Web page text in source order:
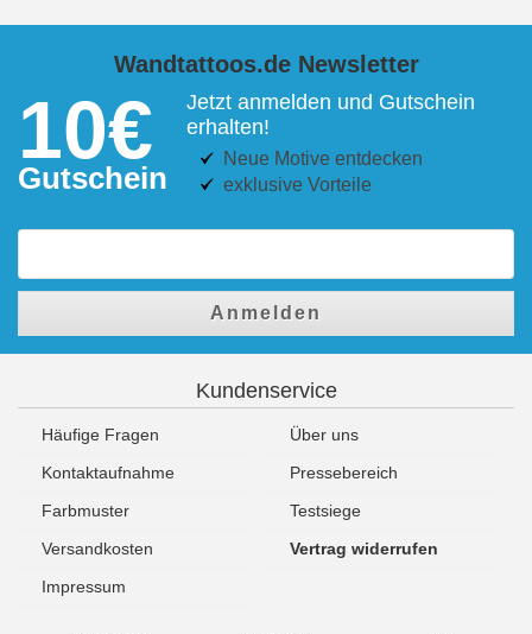
Wandtattoos.de Newsletter
10€
Gutschein
Jetzt anmelden und Gutschein
erhalten!
Neue Motive entdecken
exklusive Vorteile
Anmelden
Kundenservice
Häufige Fragen
Über uns
Kontaktaufnahme
Pressebereich
Farbmuster
Testsiege
Versandkosten
Vertrag widerrufen
Impressum